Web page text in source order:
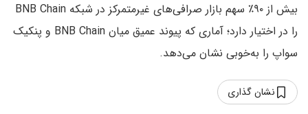
بیش از ۹۰٪ سهم بازار صرافی‌های غیرمتمرکز در شبکه BNB Chain
را در اختیار دارد؛ آماری که پیوند عمیق میان BNB Chain و پنکیک‌
سواپ را به‌خوبی نشان می‌دهد.
نشان گذاری